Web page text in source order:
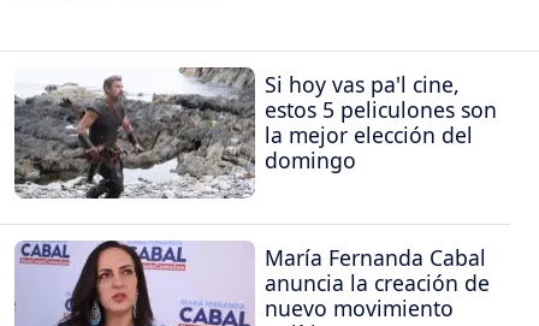
Si hoy vas pa'l cine,
estos 5 peliculones son
la mejor elección del
domingo
María Fernanda Cabal
anuncia la creación de
nuevo movimiento